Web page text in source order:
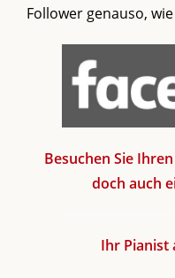
Follower genauso,
Besuchen Sie
doch auch
Ihr Pianist